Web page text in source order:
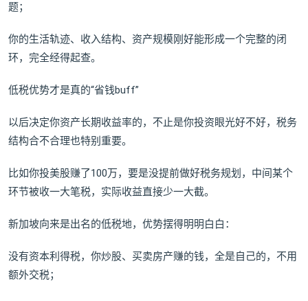
题；
你的生活轨迹、收入结构、资产规模刚好能形成一个完整的闭
环，完全经得起查。
低税优势才是真的“省钱buff”
以后决定你资产长期收益率的，不止是你投资眼光好不好，税务
结构合不合理也特别重要。
比如你投美股赚了100万，要是没提前做好税务规划，中间某个
环节被收一大笔税，实际收益直接少一大截。
新加坡向来是出名的低税地，优势摆得明明白白：
没有资本利得税，你炒股、买卖房产赚的钱，全是自己的，不用
额外交税；